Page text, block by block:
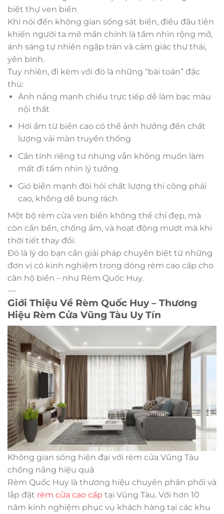
biệt thự ven biển
Khi nói đến không gian sống sát biển, điều đầu tiên
khiến người ta mê mẩn chính là tầm nhìn rộng mở,
ánh sáng tự nhiên ngập tràn và cảm giác thư thái,
yên bình.
Tuy nhiên, đi kèm với đó là những “bài toán” đặc
thù:
Ánh nắng mạnh chiếu trực tiếp dễ làm bạc màu
nội thất
Hơi ẩm từ biển cao có thể ảnh hưởng đến chất
lượng vải màn truyền thống
Cần tính riêng tư nhưng vẫn không muốn làm
mất đi tầm nhìn lý tưởng
Gió biển mạnh đòi hỏi chất lượng thi công phải
cao, không dễ bung rách
Một bộ rèm cửa ven biển không thể chỉ đẹp, mà
còn cần bền, chống ẩm, và hoạt động mượt mà khi
thời tiết thay đổi.
Đó là lý do bạn cần giải pháp chuyên biệt từ những
đơn vị có kinh nghiệm trong dòng rèm cao cấp cho
căn hộ biển – như Rèm Quốc Huy.
—
Giới Thiệu Về Rèm Quốc Huy – Thương
Hiệu Rèm Cửa Vũng Tàu Uy Tín
Không gian sống hiện đại với rèm cửa Vũng Tàu
chống nắng hiệu quả
Rèm Quốc Huy là thương hiệu chuyên phân phối và
lắp đặt rèm cửa cao cấp tại Vũng Tàu. Với hơn 10
năm kinh nghiệm phục vụ khách hàng tại các khu